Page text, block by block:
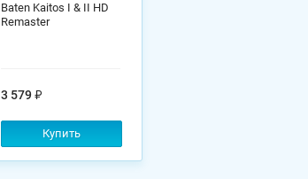
Baten Kaitos I & II HD
Remaster
3 579
Купить